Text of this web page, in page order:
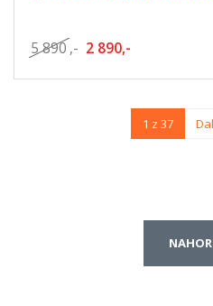
5 890 ,- 2 890,-
1 z 37